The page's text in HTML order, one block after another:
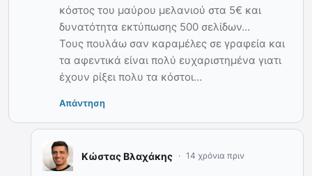
κόστος του μαύρου μελανιού στα 5€ και
δυνατότητα εκτύπωσης 500 σελίδων…
Τους πουλάω σαν καραμέλες σε γραφεία και
τα αφεντικά είναι πολύ ευχαριστημένα γιατι
έχουν ρίξει πολυ τα κόστοι…
Απάντηση
Κώστας Βλαχάκης 14 χρόνια πριν